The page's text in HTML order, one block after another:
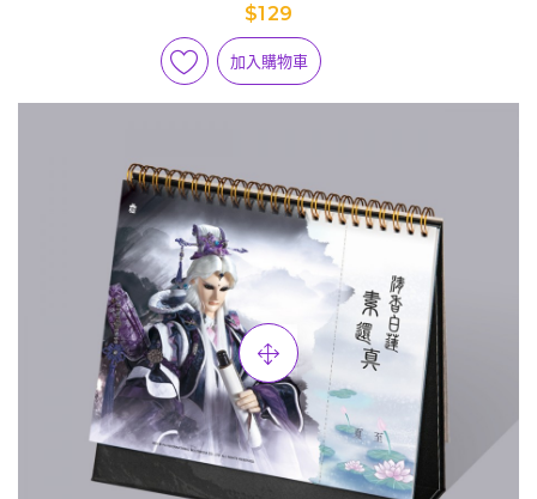
$129
加入購物車